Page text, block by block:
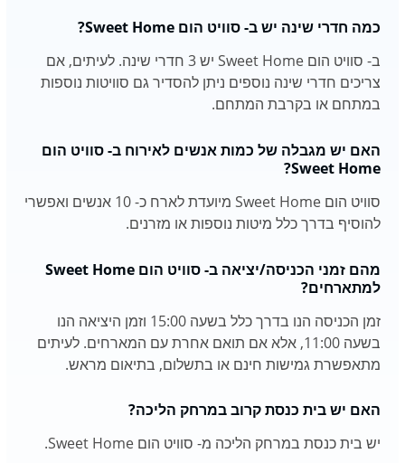
כמה חדרי שינה יש ב- סוויט הום Sweet Home?
ב- סוויט הום Sweet Home יש 3 חדרי שינה. לעיתים, אם
צריכים חדרי שינה נוספים ניתן להסדיר גם סוויטות נוספות
במתחם או בקרבת המתחם.
האם יש מגבלה של כמות אנשים לאירוח ב- סוויט הום
Sweet Home?
סוויט הום Sweet Home מיועדת לארח כ- 10 אנשים ואפשרי
להוסיף בדרך כלל מיטות נוספות או מזרנים.
מהם זמני הכניסה/יציאה ב- סוויט הום Sweet Home
למתארחים?
זמן הכניסה הנו בדרך כלל בשעה 15:00 וזמן היציאה הנו
בשעה 11:00, אלא אם תואם אחרת עם המארחים. לעיתים
מתאפשרת גמישות חינם או בתשלום, בתיאום מראש.
האם יש בית כנסת קרוב במרחק הליכה?
יש בית כנסת במרחק הליכה מ- סוויט הום Sweet Home.